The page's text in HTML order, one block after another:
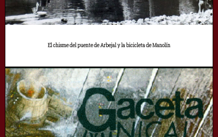
El chisme del puente de Arbejal y la bicicleta de Manolín